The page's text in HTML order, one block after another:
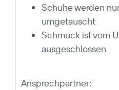
Schuhe werden
umgetauscht
Schmuck ist vom
ausgeschlossen
Ansprechpartner: